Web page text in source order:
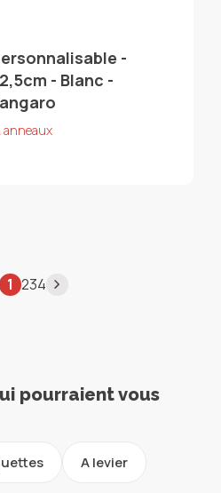
-
- Blanc -
anneaux
1 234
pourraient vous
A levier